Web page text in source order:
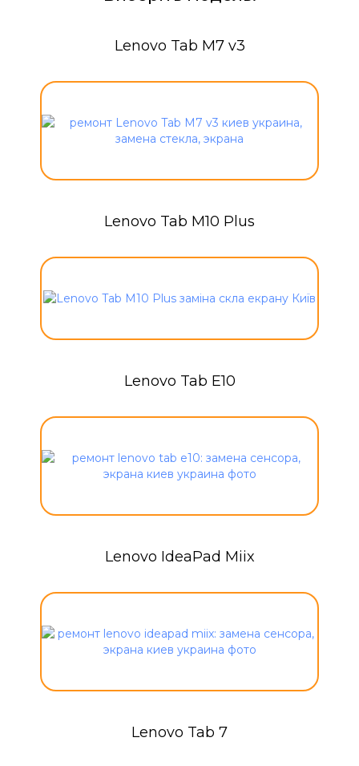
Lenovo Tab M7 v3
Lenovo Tab M10 Plus
Lenovo Tab E10
Lenovo IdeaPad Miix
Lenovo Tab 7